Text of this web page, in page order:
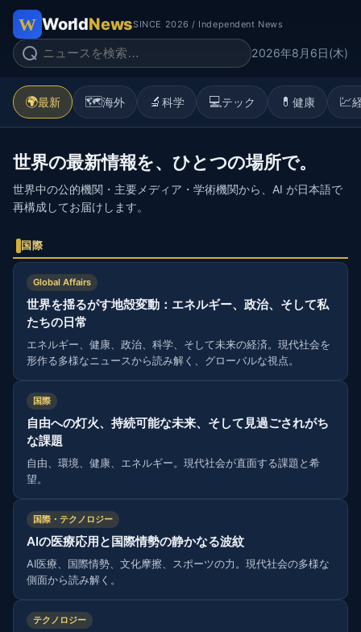
WorldNewsSINCE 2026 / Independent News
2026年8月6日(木)
🌍最新 🗺️海外 🔬 科学 💻テック 💊 健康 💹
世界の最新情報を、ひとつの場所で。
世界中の公的機関・主要メディア・学術機関から、AI が日本語で
再構成してお届けします。
国際
Global Affairs
世界を揺るがす地殻変動：エネルギー、政治、そして私
たちの日常
エネルギー、健康、政治、科学、そして未来の経済。現代社会を
形作る多様なニュースから読み解く、グローバルな視点。
国際
自由への灯火、持続可能な未来、そして見過ごされがち
な課題
自由、環境、健康、エネルギー。現代社会が直面する課題と希
望。
国際・テクノロジー
AIの医療応用と国際情勢の静かなる波紋
AI医療、国際情勢、文化摩擦、スポーツの力。現代社会の多様な
側面から読み解く。
テクノロジー